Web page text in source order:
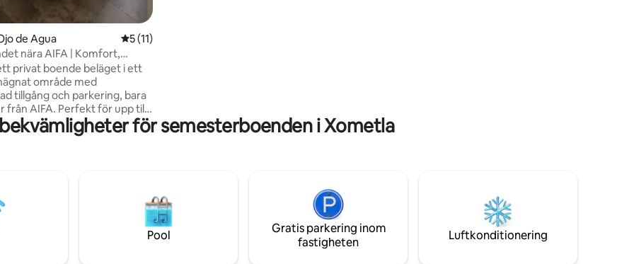
de Agua 5 av 5 i genomsnittligt betyg, 11 omdömen
5 (11)
nära AIFA | Komfort,
och terrass
privat boende beläget i ett
område med
tillgång och parkering, bara
från AIFA. Perfekt för upp till
2 bekväma sovrum, ett
med en 65-tums
utformat för vila, komfort och
vistelser där du känner dig
från det ögonblick du
för semesterboenden i Xometla
Pool
Gratis parkering inom
fastigheten
Luftkonditionering